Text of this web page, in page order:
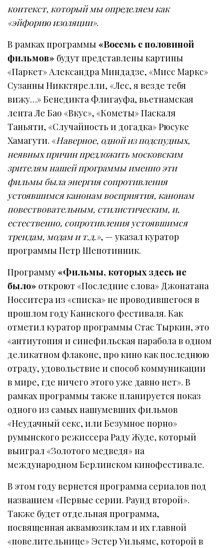
контекст, который мы определяем как
«эйфорию изоляции».
В рамках программы «Восемь с половиной
фильмов» будут представлены картины
«Паркет» Александра Миндадзе, «Мисс Маркс»
Сузанны Никктярелли, «Лес, я везде тебя
вижу…» Бенедикта Флигауфа, вьетнамская
лента Ле Бао «Вкус», «Кометы» Паскаля
Таньяти, «Случайность и догадка» Рюсуке
Хамагути. «Наверное, одной из подспудных,
неявных причин предложить московским
зрителям нашей программы именно эти
фильмы была энергия сопротивления
устоявшимся канонам восприятия, канонам
повествовательным, стилистическим, и,
естественно, сопротивления устоявшимся
трендам, модам и т.д.», — указал куратор
программы Петр Шепотинник.
Программу «Фильмы, которых здесь не
было» откроют «Последние слова» Джонатана
Носситера из «списка» не проводившегося в
прошлом году Каннского фестиваля. Как
отметил куратор программы Стас Тыркин, это
«антиутопия и синефильская парабола в одном
деликатном флаконе, про кино как последнюю
отраду, удовольствие и способ коммуникации
в мире, где ничего этого уже давно нет». В
рамках программы также планируется показ
одного из самых нашумевших фильмов
«Неудачный секс, или Безумное порно»
румынского режиссера Раду Жуде, который
выиграл «Золотого медведя» на
международном Берлинском кинофестивале.
В этом году вернется программа сериалов под
названием «Первые серии. Раунд второй».
Также будет отдельная программа,
посвященная аквамюзиклам и их главной
«повелительнице» Эстер Уильямс, которой в